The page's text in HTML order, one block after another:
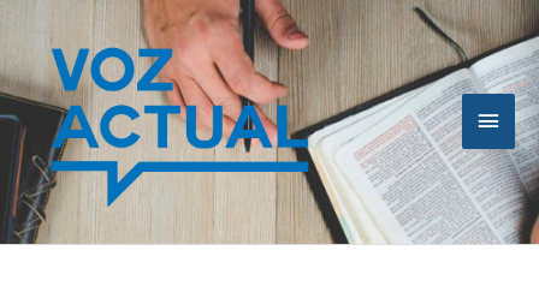
contenido